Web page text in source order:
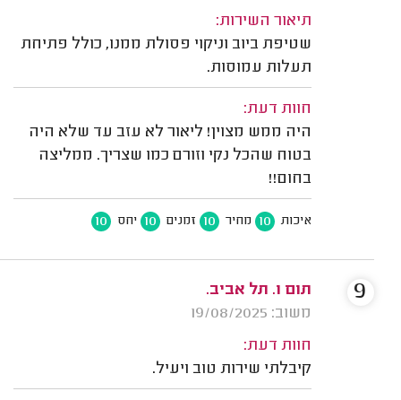
תיאור השירות:
שטיפת ביוב וניקוי פסולת ממנו, כולל פתיחת
תעלות עמוסות.
חוות דעת:
היה ממש מצוין! ליאור לא עזב עד שלא היה
בטוח שהכל נקי וזורם כמו שצריך. ממליצה
בחום!!
איכות 10 מחיר 10 זמנים 10 יחס 10
תום ו. תל אביב.
משוב: 19/08/2025
חוות דעת:
קיבלתי שירות טוב ויעיל.
9